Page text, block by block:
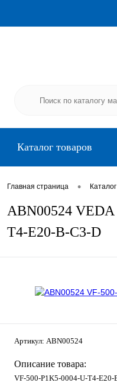
Каталог товаров
Главная страница •
ABN00524
T4-E20-B-C3-D
Артикул: ABN00524
Описание товара:
VF-500-P1K5-0004-U-T4-E20-